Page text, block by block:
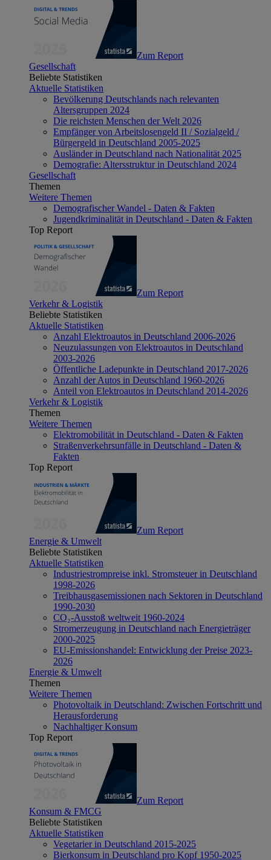
Zum Report
Gesellschaft
Beliebte Statistiken
Aktuelle Statistiken
Bevölkerung Deutschlands nach relevanten
Altersgruppen 2024
Die reichsten Menschen der Welt 2026
Empfänger von Arbeitslosengeld II / Sozialgeld /
Bürgergeld in Deutschland 2005-2025
Ausländer in Deutschland nach Nationalität 2025
Demografie: Altersstruktur in Deutschland 2024
Gesellschaft
Themen
Weitere Themen
Demografischer Wandel - Daten & Fakten
Jugendkriminalität in Deutschland - Daten & Fakten
Top Report
Zum Report
Verkehr & Logistik
Beliebte Statistiken
Aktuelle Statistiken
Anzahl Elektroautos in Deutschland 2006-2026
Neuzulassungen von Elektroautos in Deutschland
2003-2026
Öffentliche Ladepunkte in Deutschland 2017-2026
Anzahl der Autos in Deutschland 1960-2026
Anteil von Elektroautos in Deutschland 2014-2026
Verkehr & Logistik
Themen
Weitere Themen
Elektromobilität in Deutschland - Daten & Fakten
Straßenverkehrsunfälle in Deutschland - Daten &
Fakten
Top Report
Zum Report
Energie & Umwelt
Beliebte Statistiken
Aktuelle Statistiken
Industriestrompreise inkl. Stromsteuer in Deutschland
1998-2026
Treibhausgasemissionen nach Sektoren in Deutschland
1990-2030
CO₂-Ausstoß weltweit 1960-2024
Stromerzeugung in Deutschland nach Energieträger
2000-2025
EU-Emissionshandel: Entwicklung der Preise 2023-
2026
Energie & Umwelt
Themen
Weitere Themen
Photovoltaik in Deutschland: Zwischen Fortschritt und
Herausforderung
Nachhaltiger Konsum
Top Report
Zum Report
Konsum & FMCG
Beliebte Statistiken
Aktuelle Statistiken
Vegetarier in Deutschland 2015-2025
Bierkonsum in Deutschland pro Kopf 1950-2025